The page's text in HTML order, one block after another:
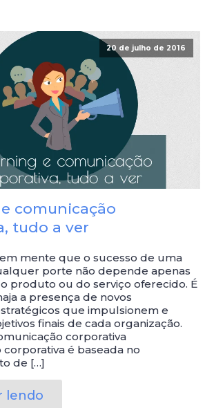
20 de julho de 2016
comunicação
tudo a ver
mente que o sucesso de uma
porte não depende apenas
produto ou do serviço oferecido. É
a presença de novos
que impulsionem e
finais de cada organização.
corporativa
é baseada no
de […]
lendo